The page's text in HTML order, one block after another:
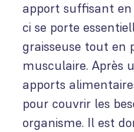
apport suffisant
ci se porte
graisseuse tout en
musculaire. Après
apports
pour couvrir les
organisme. Il est